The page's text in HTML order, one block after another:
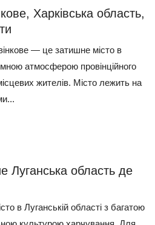
Харківська область,
— це затишне місто в
атмосферою провінційного
жителів. Місто лежить на
Луганська область де
в Луганській області з багатою